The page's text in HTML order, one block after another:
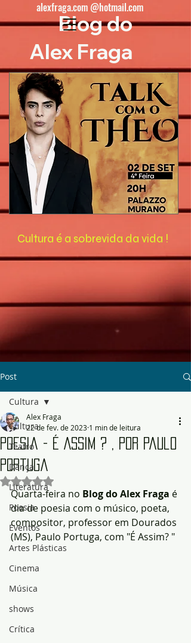
Cultura é a sobrevida da vida !
Blog do
Alex Fraga
alexfraga.com @hotmail.com
Post
Cultura
Teatro
Dança
Literatura
Poesia
Eventos
Artes Plásticas
Cinema
Música
shows
Crítica
Cultura
Poesia - É Assim ? , por Paulo
Portuga
Alex Fraga
22 de fev. de 2023 1 min de leitura
Avaliado com NaN de 5 estrelas.
Quarta-feira no Blog do Alex Fraga é
dia de poesia com o músico, poeta,
compositor, professor em Dourados
(MS), Paulo Portuga, com "É Assim? "